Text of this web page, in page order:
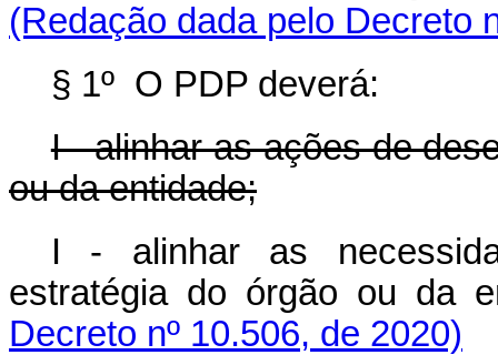
(Redação dada pelo Decreto
§ 1º O PDP deverá:
I - alinhar as ações de
ou da entidade;
I - alinhar as
estratégia do órgão ou
Decreto nº 10.506, de 2020)